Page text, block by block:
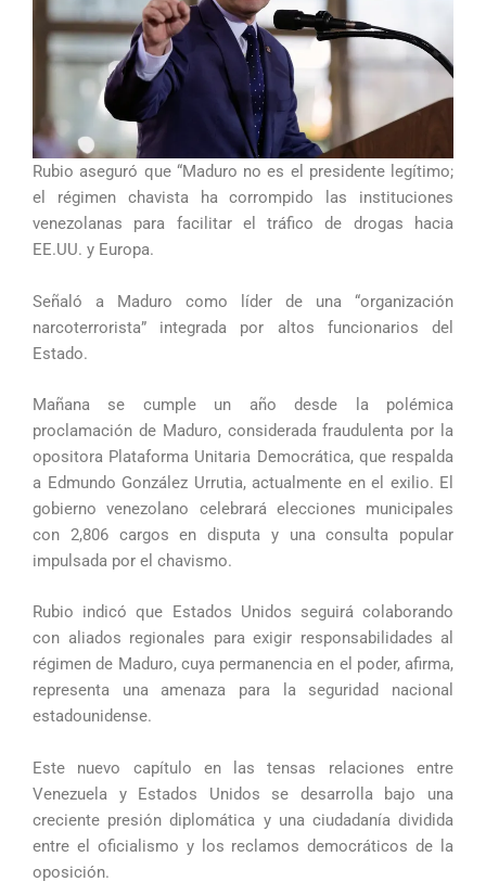
Rubio aseguró que “Maduro no es el presidente legítimo;
el régimen chavista ha corrompido las instituciones
venezolanas para facilitar el tráfico de drogas hacia
EE.UU. y Europa.
Señaló a Maduro como líder de una “organización
narcoterrorista” integrada por altos funcionarios del
Estado.
Mañana se cumple un año desde la polémica
proclamación de Maduro, considerada fraudulenta por la
opositora Plataforma Unitaria Democrática, que respalda
a Edmundo González Urrutia, actualmente en el exilio. El
gobierno venezolano celebrará elecciones municipales
con 2,806 cargos en disputa y una consulta popular
impulsada por el chavismo.
Rubio indicó que Estados Unidos seguirá colaborando
con aliados regionales para exigir responsabilidades al
régimen de Maduro, cuya permanencia en el poder, afirma,
representa una amenaza para la seguridad nacional
estadounidense.
Este nuevo capítulo en las tensas relaciones entre
Venezuela y Estados Unidos se desarrolla bajo una
creciente presión diplomática y una ciudadanía dividida
entre el oficialismo y los reclamos democráticos de la
oposición.